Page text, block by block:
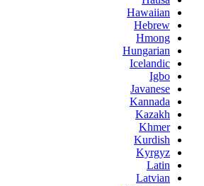
Hawaiian
Hebrew
Hmong
Hungarian
Icelandic
Igbo
Javanese
Kannada
Kazakh
Khmer
Kurdish
Kyrgyz
Latin
Latvian